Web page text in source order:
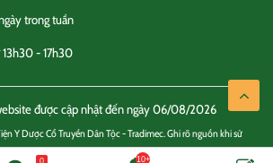
trong tuần
- 17h30
được cập nhật đến ngày 06/08/2026
Y Dược Cổ Truyền Dân Tộc - Tradimec. Ghi rõ nguồn khi sử
0